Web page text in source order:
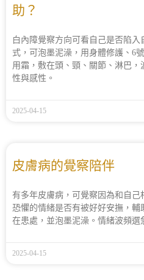
助？
白內障覺察方向可看自己是否陷
式，可泡墨泥澡，用身體修護、6
用霜，敷在頭、頸、關節、淋巴
性與感性。
2025-04-15
皮膚病的覺察陪伴
有多年皮膚病，可覺察因為和自
恐懼的情緒是否有被好好安撫，輔
在患處，並泡墨泥澡。情緒波頻選
2025-04-15